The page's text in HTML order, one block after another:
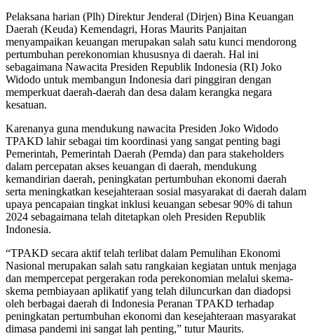
Pelaksana harian (Plh) Direktur Jenderal (Dirjen) Bina Keuangan
Daerah (Keuda) Kemendagri, Horas Maurits Panjaitan
menyampaikan keuangan merupakan salah satu kunci mendorong
pertumbuhan perekonomian khususnya di daerah. Hal ini
sebagaimana Nawacita Presiden Republik Indonesia (RI) Joko
Widodo untuk membangun Indonesia dari pinggiran dengan
memperkuat daerah-daerah dan desa dalam kerangka negara
kesatuan.
Karenanya guna mendukung nawacita Presiden Joko Widodo
TPAKD lahir sebagai tim koordinasi yang sangat penting bagi
Pemerintah, Pemerintah Daerah (Pemda) dan para stakeholders
dalam percepatan akses keuangan di daerah, mendukung
kemandirian daerah, peningkatan pertumbuhan ekonomi daerah
serta meningkatkan kesejahteraan sosial masyarakat di daerah dalam
upaya pencapaian tingkat inklusi keuangan sebesar 90% di tahun
2024 sebagaimana telah ditetapkan oleh Presiden Republik
Indonesia.
“TPAKD secara aktif telah terlibat dalam Pemulihan Ekonomi
Nasional merupakan salah satu rangkaian kegiatan untuk menjaga
dan mempercepat pergerakan roda perekonomian melalui skema-
skema pembiayaan aplikatif yang telah diluncurkan dan diadopsi
oleh berbagai daerah di Indonesia Peranan TPAKD terhadap
peningkatan pertumbuhan ekonomi dan kesejahteraan masyarakat
dimasa pandemi ini sangat lah penting,” tutur Maurits.